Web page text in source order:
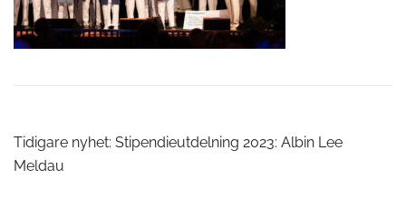
Inläggsnavigering
Tidigare nyhet: Stipendieutdelning 2023: Albin Lee
Meldau